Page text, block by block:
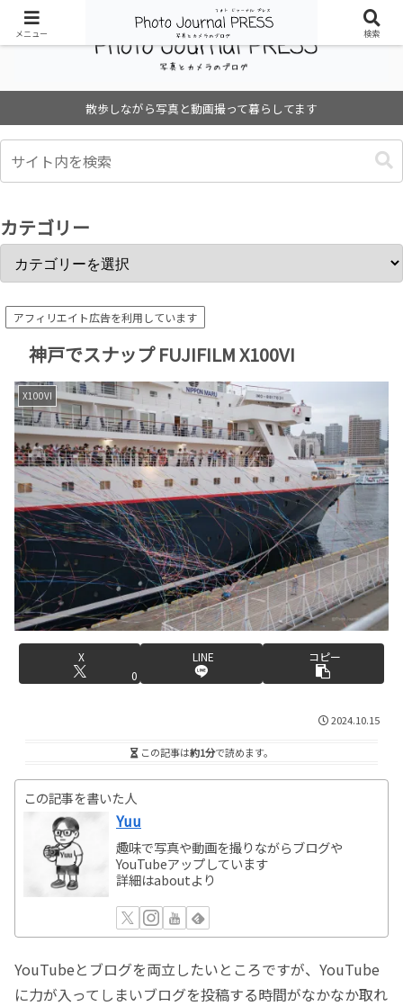
散歩しながら写真と動画撮って暮らしてます
カテゴリー
アフィリエイト広告を利用しています
神戸でスナップ FUJIFILM X100VI
X100VI
X
0
LINE コピー
2024.10.15
この記事は約1分で読めます。
この記事を書いた人
Yuu
趣味で写真や動画を撮りながらブログや
YouTubeアップしています
詳細はaboutより
YouTubeとブログを両立したいところですが、YouTube
に力が入ってしまいブログを投稿する時間がなかなか取れ
メニュー 検索